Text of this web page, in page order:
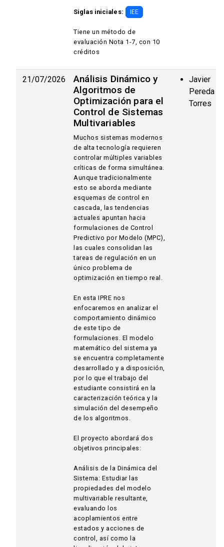
Siglas iniciales: IEE
Tiene un método de
evaluación Nota 1-7, con 10
créditos
21/07/2026
Análisis Dinámico y
Algoritmos de
Optimización para el
Control de Sistemas
Multivariables
Muchos sistemas modernos
de alta tecnología requieren
controlar múltiples variables
críticas de forma simultánea.
Aunque tradicionalmente
esto se aborda mediante
esquemas de control en
cascada, las tendencias
actuales apuntan hacia
formulaciones de Control
Predictivo por Modelo (MPC),
las cuales consolidan las
tareas de regulación en un
único problema de
optimización en tiempo real.
En esta IPRE nos
enfocaremos en analizar el
comportamiento dinámico
de este tipo de
formulaciones. El modelo
matemático del sistema ya
se encuentra completamente
desarrollado y a disposición,
por lo que el trabajo del
estudiante consistirá en la
caracterización teórica y la
simulación del desempeño
de los algoritmos.
El proyecto abordará dos
objetivos principales:
Análisis de la Dinámica del
Sistema: Estudiar las
propiedades del modelo
multivariable resultante,
evaluando los
acoplamientos entre
estados y acciones de
control, así como la
Javier
Pereda
Torres